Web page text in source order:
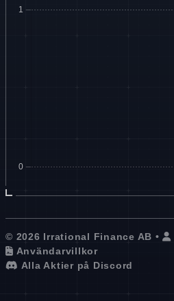
© 2026 Irrational Finance AB •
Användarvillkor
Alla Aktier på Discord